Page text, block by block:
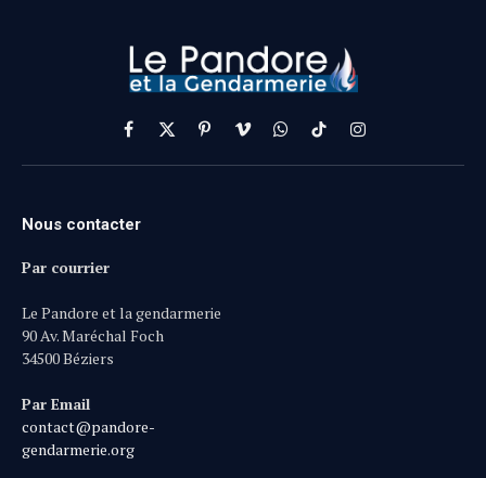
Facebook
X
(Twitter)
PinterestVimeoWhatsApp
TikTokInstagram
Nous contacter
Par courrier
Le Pandore et la gendarmerie
90 Av. Maréchal Foch
34500 Béziers
Par Email
contact@pandore-
gendarmerie.org